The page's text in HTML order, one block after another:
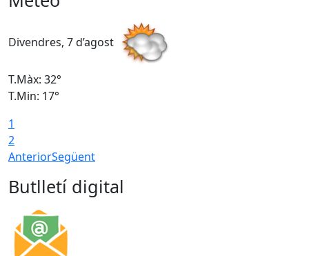
Divendres, 7 d’agost
T.Màx: 32°
T.Min: 17°
1
2
AnteriorSegüent
Butlletí digital